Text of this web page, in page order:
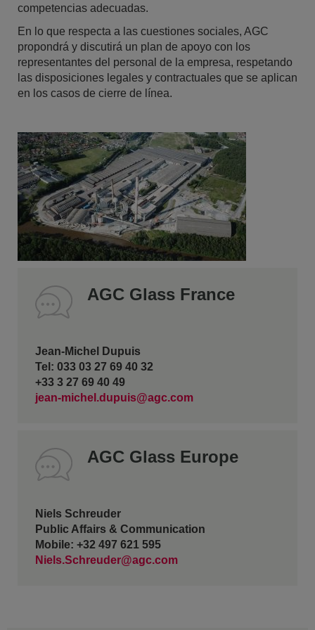
competencias adecuadas.
En lo que respecta a las cuestiones sociales, AGC
propondrá y discutirá un plan de apoyo con los
representantes del personal de la empresa, respetando
las disposiciones legales y contractuales que se aplican
en los casos de cierre de línea.
AGC Glass France
Jean-Michel Dupuis
Tel: 033 03 27 69 40 32
+33 3 27 69 40 49
jean-michel.dupuis@agc.com
AGC Glass Europe
Niels Schreuder
Public Affairs & Communication
Mobile: +32 497 621 595
Niels.Schreuder@agc.com